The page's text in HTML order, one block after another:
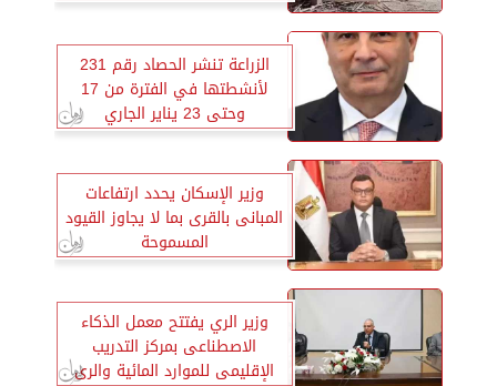
الزراعة تنشر الحصاد رقم 231
لأنشطتها في الفترة من 17
وحتى 23 يناير الجاري
وزير الإسكان يحدد ارتفاعات
المبانى بالقرى بما لا يجاوز القيود
المسموحة
وزير الري يفتتح معمل الذكاء
الاصطناعى بمركز التدريب
الإقليمى للموارد المائية والرى